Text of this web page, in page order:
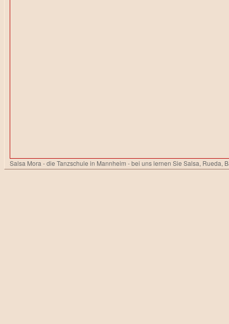
Salsa Mora - die Tanzschule in Mannheim - bei uns lernen Sie Salsa, Rueda,